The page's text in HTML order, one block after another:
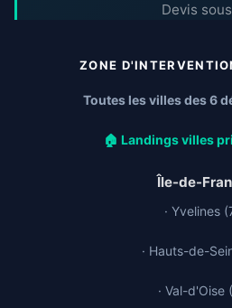
Devis
ZONE
Toutes les villes des 6
🏠 Landings villes
Île-de-
· Yvelines
· Hauts-de-
· Val-d'Oise